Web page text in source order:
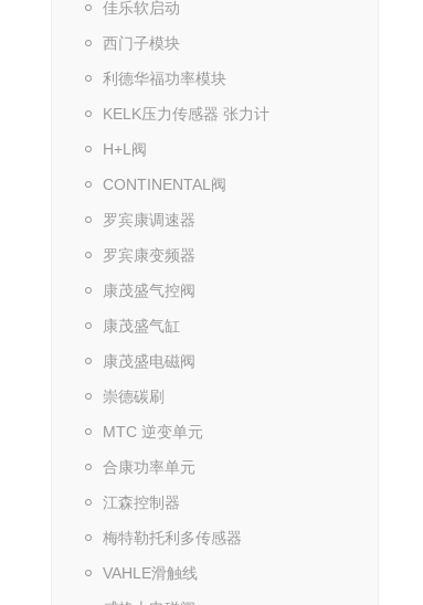
佳乐软启动
西门子模块
利德华福功率模块
KELK压力传感器 张力计
H+L阀
CONTINENTAL阀
罗宾康调速器
罗宾康变频器
康茂盛气控阀
康茂盛气缸
康茂盛电磁阀
崇德碳刷
MTC 逆变单元
合康功率单元
江森控制器
梅特勒托利多传感器
VAHLE滑触线